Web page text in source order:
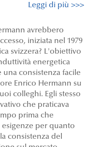
Leggi di più >>>
avrebbero
iniziata nel 1979
svizzera? L'obiettivo
energetica
consistenza facile
Enrico Hermann su
colleghi. Egli stesso
che praticava
prima che
esigenze per quanto
consistenza del